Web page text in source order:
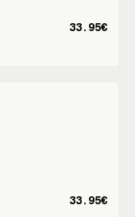
33.95€
33.95€